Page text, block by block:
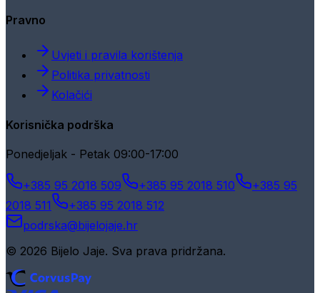
Pravno
Uvjeti i pravila korištenja
Politika privatnosti
Kolačići
Korisnička podrška
Ponedjeljak - Petak 09:00-17:00
+385 95 2018 509 +385 95 2018 510
+385 95
2018 511
+385 95 2018 512
podrska@bijelojaje.hr
© 2026 Bijelo Jaje. Sva prava pridržana.